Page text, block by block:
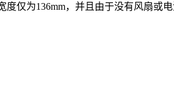
仅为136mm，并且由于没有风扇或电